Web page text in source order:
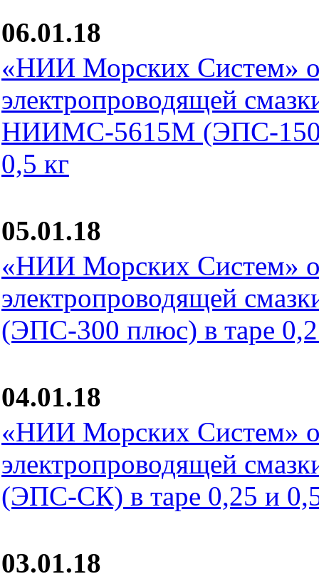
06.01.18
«НИИ Морских Систем»
электропроводящей
НИИМС-5615М (ЭПС-
0,5 кг
05.01.18
«НИИ Морских Систем»
электропроводящей
(ЭПС-300 плюс) в таре
04.01.18
«НИИ Морских Систем»
электропроводящей
(ЭПС-СК) в таре 0,25 и
03.01.18